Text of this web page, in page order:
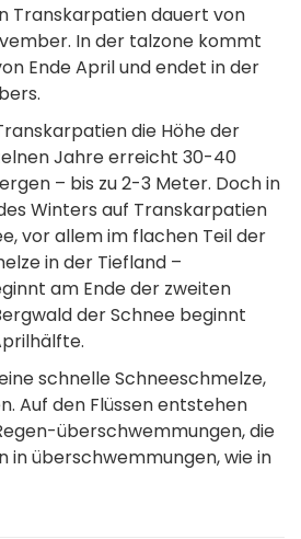
Transkarpatien dauert von
In der talzone kommt
Ende April und endet in der
die Höhe der
Jahre erreicht 30-40
– bis zu 2-3 Meter. Doch in
Winters auf Transkarpatien
vor allem im flachen Teil der
in der Tiefland –
am Ende der zweiten
der Schnee beginnt
schnelle Schneeschmelze,
Auf den Flüssen entstehen
überschwemmungen, die
in überschwemmungen, wie in